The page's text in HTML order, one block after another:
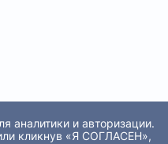
аналитики и авторизации.
кликнув «Я СОГЛАСЕН»,